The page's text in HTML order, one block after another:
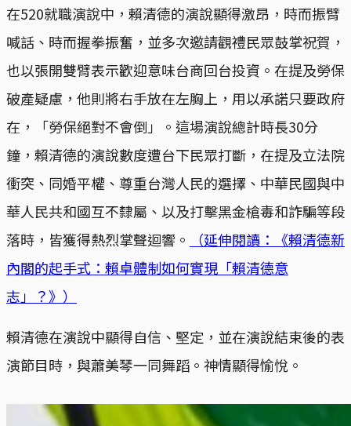
在520就職演說中，賴清德的演說顯得激昂，時而振臂
喊話、時而握拳振奮，並多次邀請觀禮民眾鼓掌祝賀，
也以張開雙臂表示歡迎意味台商回台投資。在提及勞保
破產疑慮，他則將右手放在左胸上，用以承諾只要政府
在，「勞保絕對不會倒」。這場演說總計時長30分
鐘，賴清德的演說數度遭台下民眾打斷，在提及立法院
衝突、同婚平權、尊重台灣人民的選擇、中華民國與中
華人民共和國互不隸屬、以及打擊黑金槍毒和詐騙等段
落時，皆獲得熱烈掌聲迴響。
（延伸閱讀：《賴清德新
內閣的起手式：賴卓體制如何實現「賴清德意
志」？》）
賴清德在演說中顯得自信、堅定，並在演說結束後的表
演節目時，與蕭美琴一同舞蹈。神情顯得愉悅。